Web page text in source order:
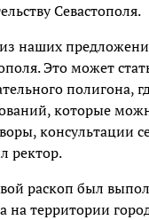
Севастополя.
наших
Это может
полигона,
которые
консультации
ректор.
раскоп был
на территории